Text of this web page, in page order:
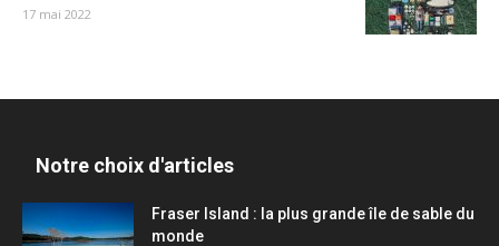
17 mai 2022
Notre choix d'articles
Fraser Island : la plus grande île de sable du
monde